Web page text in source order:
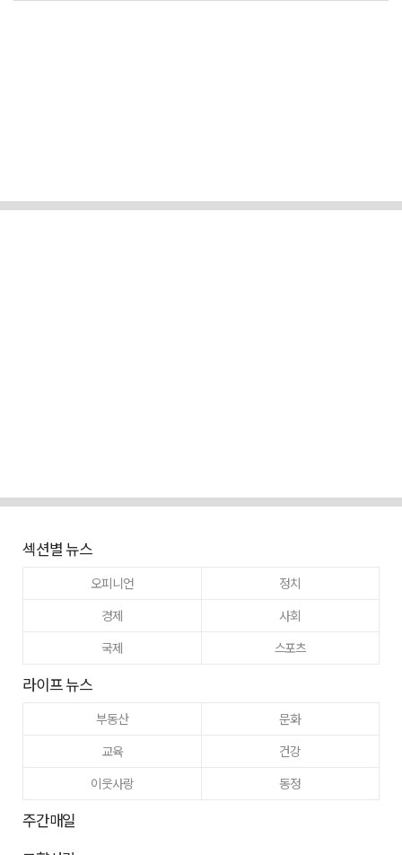
섹션별 뉴스
오피니언
정치
경제
사회
국제
스포츠
라이프 뉴스
부동산
문화
교육
건강
이웃사랑
동정
주간매일